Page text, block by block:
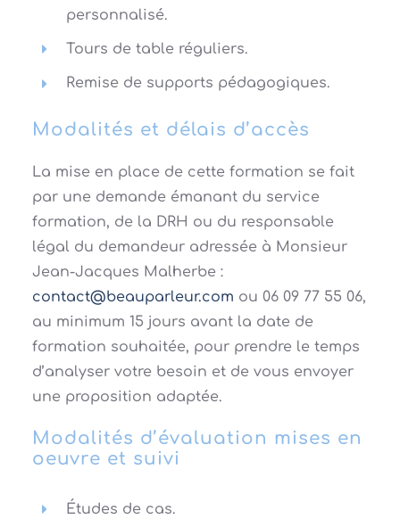
personnalisé.
Tours de table réguliers.
Remise de supports pédagogiques.
Modalités et délais d’accès
La mise en place de cette formation se fait
par une demande émanant du service
formation, de la DRH ou du responsable
légal du demandeur adressée à Monsieur
Jean-Jacques Malherbe :
moc.ruelrapuaeb
@tcatnoc
ou 06 09 77 55 06,
au minimum 15 jours avant la date de
formation souhaitée, pour prendre le temps
d’analyser votre besoin et de vous envoyer
une proposition adaptée.
Modalités d’évaluation mises en
oeuvre et suivi
Études de cas.